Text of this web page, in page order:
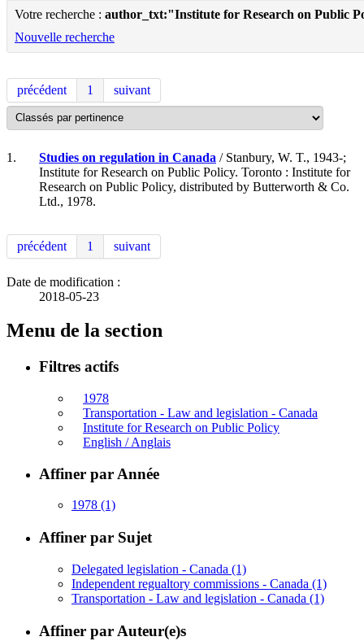
Votre recherche : author_txt:"Institute for Research on Public
Nouvelle recherche
précédent 1 suivant
1. Studies on regulation in Canada / Stanbury, W. T., 1943-;
Institute for Research on Public Policy. Toronto : Institute for
Research on Public Policy, distributed by Butterworth & Co.
Ltd., 1978.
précédent 1 suivant
Date de modification :
2018-05-23
Menu de la section
Filtres actifs
1978
Transportation - Law and legislation - Canada
Institute for Research on Public Policy
English / Anglais
Affiner par Année
1978 (1)
Affiner par Sujet
Delegated legislation - Canada (1)
Independent regualtory commissions - Canada (1)
Transportation - Law and legislation - Canada (1)
Affiner par Auteur(e)s